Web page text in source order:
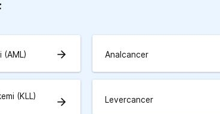
(AML) arrow_forward Analcancer
(KLL)
arrow_forward Levercancer